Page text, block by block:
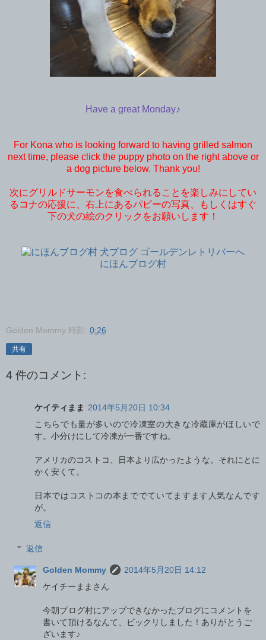
Have a great Monday♪
For Kona who is looking forward to having grilled salmon
next time, please click the puppy photo on the right above or
a dog picture below. Thank you!
次にグリルドサーモンを食べられることを楽しみにしてい
るコナの応援に、右上にあるパピーの写真、もしくはすぐ
下の犬の絵のクリックをお願いします！
にほんブログ村
Golden Mommy 時刻: 0:26
共有
4 件のコメント:
ケイティまま
2014年5月20日 10:34
こちらでも量が多いので冷凍室の大きな冷蔵庫がほしいで
す。小分けにして冷凍が一番ですね。
アメリカのコストコ、日本より広かったような。それにとに
かく安くて。
日本ではコストコの本まででていてますます人気なんです
が。
返信
返信
Golden Mommy
2014年5月20日 14:12
ケイチーままさん
今朝ブログ村にアップできなかったブログにコメントを
書いて頂けるなんて、ビックリしました！ありがとうご
ざいます♪